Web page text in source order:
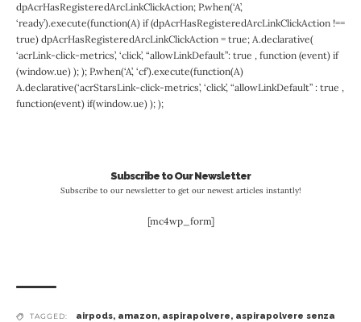
dpAcrHasRegisteredArcLinkClickAction; P.when(‘A’,
‘ready’).execute(function(A) if (dpAcrHasRegisteredArcLinkClickAction !==
true) dpAcrHasRegisteredArcLinkClickAction = true; A.declarative(
‘acrLink-click-metrics’, ‘click’, “allowLinkDefault”: true , function (event) if
(window.ue) ); ); P.when(‘A’, ‘cf’).execute(function(A)
A.declarative(‘acrStarsLink-click-metrics’, ‘click’, “allowLinkDefault” : true ,
function(event) if(window.ue) ); );
Subscribe to Our Newsletter
Subscribe to our newsletter to get our newest articles instantly!
[mc4wp_form]
TAGGED: airpods, amazon, aspirapolvere, aspirapolvere senza